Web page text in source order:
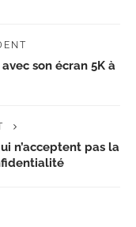
son écran 5K à
n’acceptent pas la